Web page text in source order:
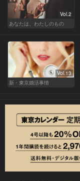
Vol.2
あなたは、わたしのもの
Vol.13
新・東京婚活事情